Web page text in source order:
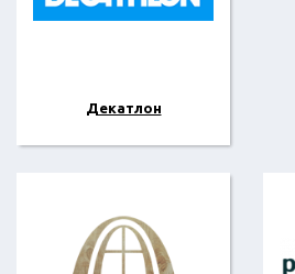
Декатлон